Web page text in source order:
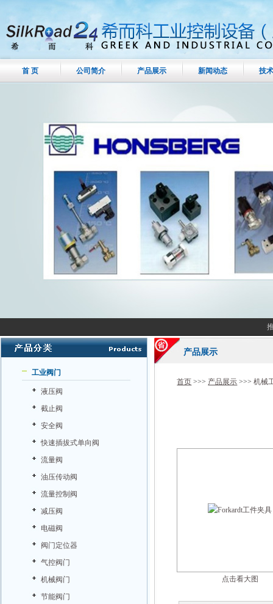
首 页 公司简介 产品展示 新闻动态 技
工业阀门
液压阀
截止阀
安全阀
快速插拔式单向阀
流量阀
油压传动阀
流量控制阀
减压阀
电磁阀
阀门定位器
气控阀门
机械阀门
节能阀门
产品展示
首页 >>> 产品展示 >>>机械
点击看大图